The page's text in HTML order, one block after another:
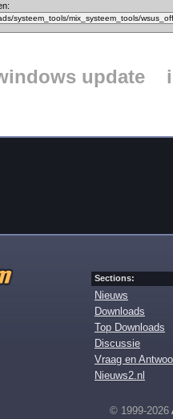
update
Sections:
Nieuws
Downloads
Top Downloads
Discussie
Vraag en
Nieuws2.nl
© 1999-2026